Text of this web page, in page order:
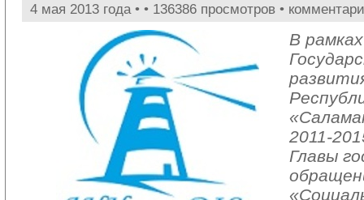
4 мая 2013 года • • 136386 просмотров •
В
2011-
Главы